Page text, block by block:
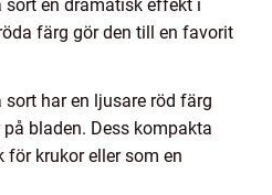
sort en dramatisk effekt i
färg gör den till en favorit
sort har en ljusare röd färg
bladen. Dess kompakta
krukor eller som en